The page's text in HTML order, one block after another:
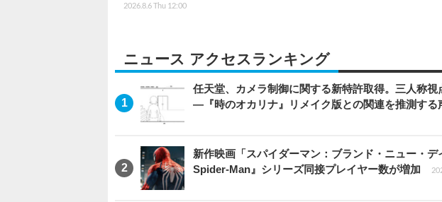
2026.8.6 Thu 12:00
ニュース アクセスランキング
任天堂、カメラ制御に関する新特許取得。三人称
―『時のオカリナ』リメイク版との関連を推測する
新作映画「スパイダーマン：ブランド・ニュー・デ
Spider-Man』シリーズ同接プレイヤー数が増加